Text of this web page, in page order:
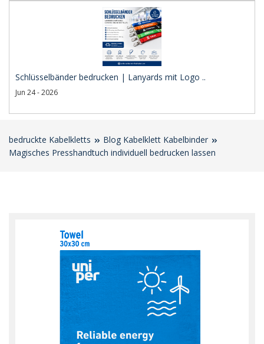
Schlüsselbänder bedrucken | Lanyards mit Logo ..
Jun 24 - 2026
bedruckte Kabelkletts
Blog Kabelklett Kabelbinder
Magisches Presshandtuch individuell bedrucken lassen